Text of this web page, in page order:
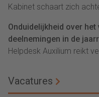
Kabinet schaart zich
Onduidelijkheid over het
deelnemingen in de
Helpdesk Auxilium reikt
Vacatures